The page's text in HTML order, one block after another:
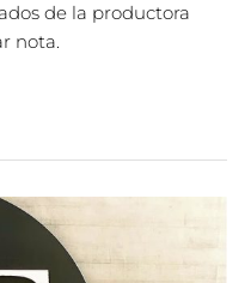
de la productora
nota.